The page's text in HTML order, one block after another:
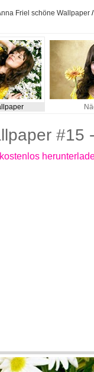
Friel schöne Wallpaper
#15